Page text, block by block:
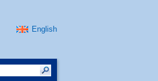
English